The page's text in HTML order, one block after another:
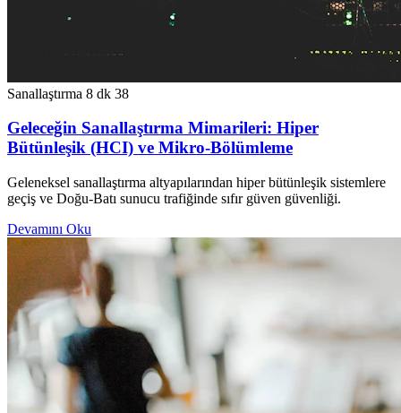
Sanallaştırma 8 dk 38
Geleceğin Sanallaştırma Mimarileri: Hiper
Bütünleşik (HCI) ve Mikro-Bölümleme
Geleneksel sanallaştırma altyapılarından hiper bütünleşik sistemlere
geçiş ve Doğu-Batı sunucu trafiğinde sıfır güven güvenliği.
Devamını Oku